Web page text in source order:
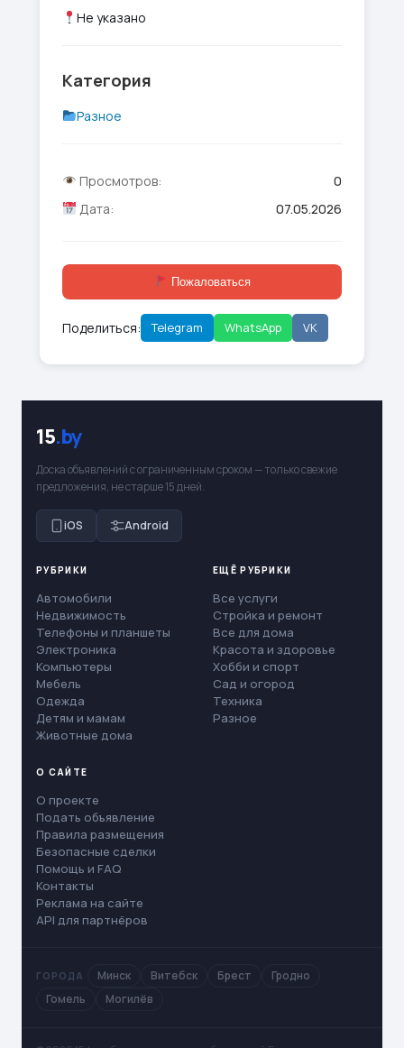
Не указано
Категория
Разное
Просмотров:
0
Дата:
07.05.2026
Пожаловаться
Поделиться: Telegram WhatsApp VK
15.by
Доска объявлений с ограниченным сроком — только свежие
предложения, не старше 15 дней.
iOS Android
РУБРИКИ
Автомобили
Недвижимость
Телефоны и планшеты
Электроника
Компьютеры
Мебель
Одежда
Детям и мамам
Животные дома
ЕЩЁ РУБРИКИ
Все услуги
Стройка и ремонт
Все для дома
Красота и здоровье
Хобби и спорт
Сад и огород
Техника
Разное
О САЙТЕ
О проекте
Подать объявление
Правила размещения
Безопасные сделки
Помощь и FAQ
Контакты
Реклама на сайте
API для партнёров
ГОРОДА Минск Витебск Брест
Гродно
Гомель
Могилёв